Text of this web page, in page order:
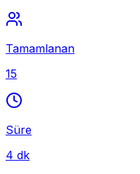
Tamamlanan
15
Süre
4 dk